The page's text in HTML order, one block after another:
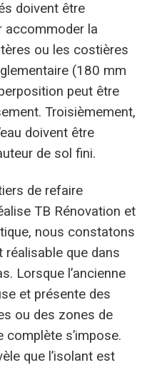
doivent être
accommoder la
ou les costières
(180 mm
peut être
Troisièmement,
doivent être
de sol fini.
de refaire
TB Rénovation et
nous constatons
réalisable que dans
Lorsque l’ancienne
et présente des
ou des zones de
complète s’impose.
que l’isolant est